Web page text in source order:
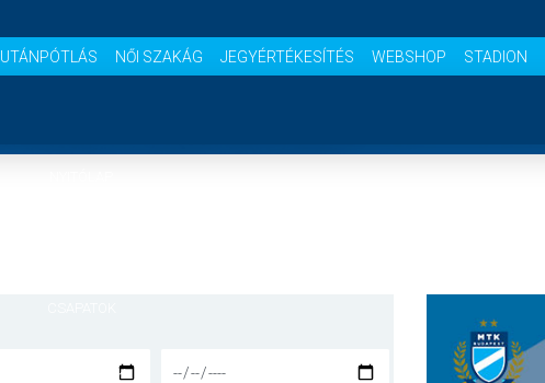
UTÁNPÓTLÁS NŐI SZAKÁG JEGYÉRTÉKESÍTÉS WEBSHOP STADION
MÉRKŐZÉSEK